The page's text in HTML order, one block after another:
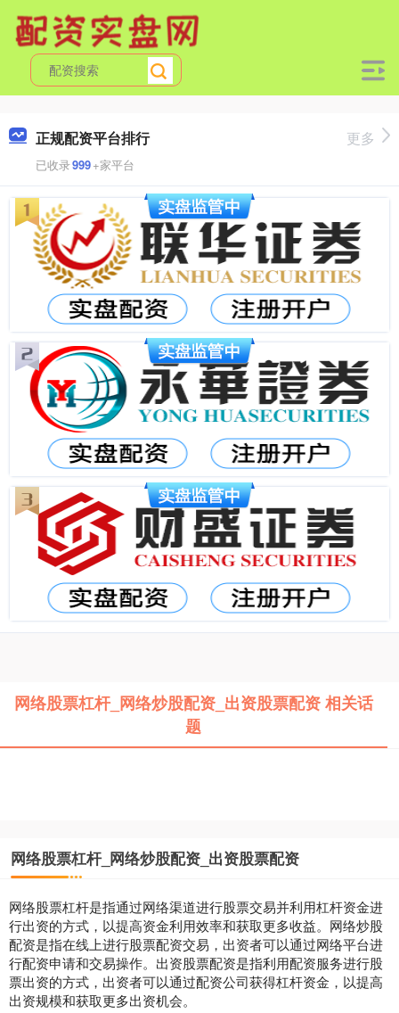
正规配资平台排行
已收录999+家平台
更多
网络股票杠杆_网络炒股配资_出资股票配资 相关话
题
网络股票杠杆_网络炒股配资_出资股票配资
网络股票杠杆是指通过网络渠道进行股票交易并利用杠杆资金进
行出资的方式，以提高资金利用效率和获取更多收益。网络炒股
配资是指在线上进行股票配资交易，出资者可以通过网络平台进
行配资申请和交易操作。出资股票配资是指利用配资服务进行股
票出资的方式，出资者可以通过配资公司获得杠杆资金，以提高
出资规模和获取更多出资机会。